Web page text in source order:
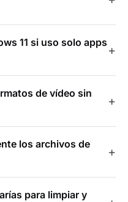
11 si uso solo apps
de vídeo sin
los archivos de
para limpiar y